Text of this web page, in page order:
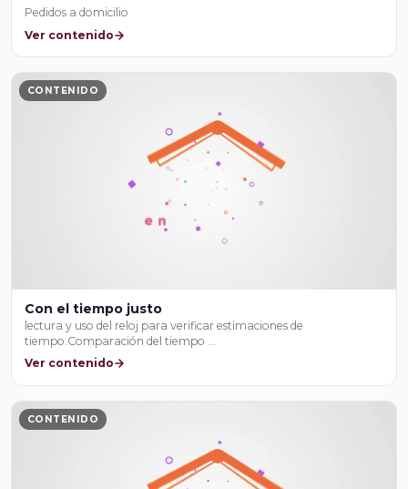
Pedidos a domicilio
Ver contenido
CONTENIDO
Con el tiempo justo
lectura y uso del reloj para verificar estimaciones de
tiempo.Comparación del tiempo …
Ver contenido
CONTENIDO